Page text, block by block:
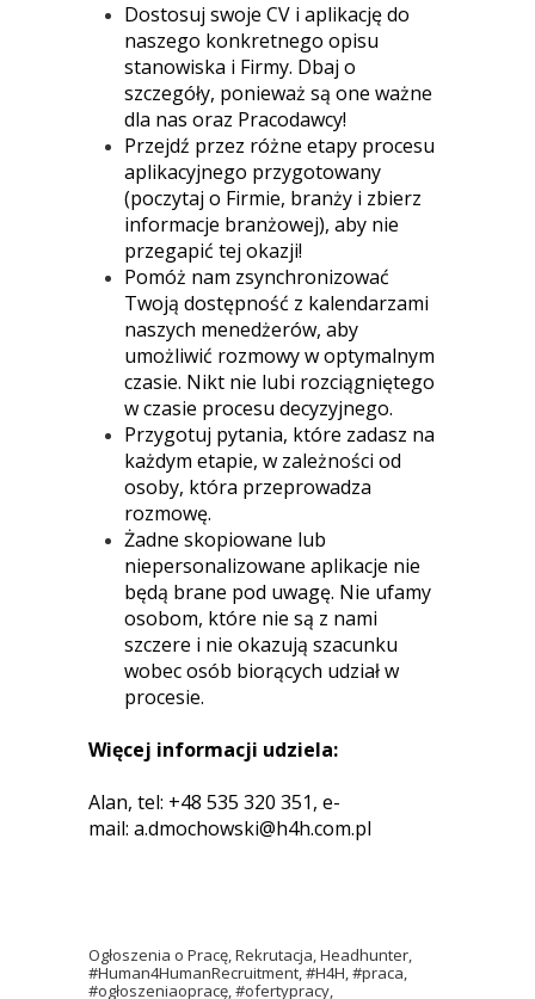
Dostosuj swoje CV i aplikację do
naszego konkretnego opisu
stanowiska i Firmy. Dbaj o
szczegóły, ponieważ są one ważne
dla nas oraz Pracodawcy!
Przejdź przez różne etapy procesu
aplikacyjnego przygotowany
(poczytaj o Firmie, branży i zbierz
informacje branżowej), aby nie
przegapić tej okazji!
Pomóż nam zsynchronizować
Twoją dostępność z kalendarzami
naszych menedżerów, aby
umożliwić rozmowy w optymalnym
czasie. Nikt nie lubi rozciągniętego
w czasie procesu decyzyjnego.
Przygotuj pytania, które zadasz na
każdym etapie, w zależności od
osoby, która przeprowadza
rozmowę.
Żadne skopiowane lub
niepersonalizowane aplikacje nie
będą brane pod uwagę. Nie ufamy
osobom, które nie są z nami
szczere i nie okazują szacunku
wobec osób biorących udział w
procesie.
Więcej informacji udziela:
Alan, tel: +48 535 320 351, e-
mail: a.dmochowski@h4h.com.pl
Ogłoszenia o Pracę, Rekrutacja, Headhunter,
#Human4HumanRecruitment, #H4H, #praca,
#ogłoszeniaopracę, #ofertypracy,